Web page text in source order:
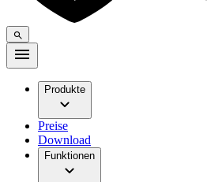
Produkte
Preise
Download
Funktionen